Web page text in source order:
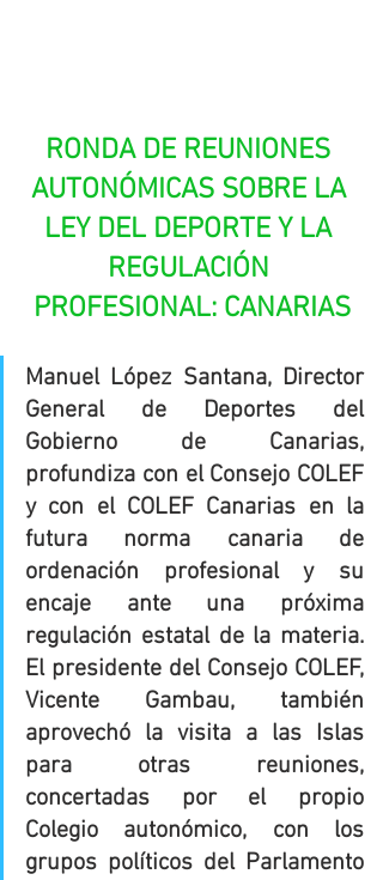
RONDA DE REUNIONES
AUTONÓMICAS SOBRE LA
LEY DEL DEPORTE Y LA
REGULACIÓN
PROFESIONAL: CANARIAS
Manuel López Santana, Director
General de Deportes del
Gobierno de Canarias,
profundiza con el Consejo COLEF
y con el COLEF Canarias en la
futura norma canaria de
ordenación profesional y su
encaje ante una próxima
regulación estatal de la materia.
El presidente del Consejo COLEF,
Vicente Gambau, también
aprovechó la visita a las Islas
para otras reuniones,
concertadas por el propio
Colegio autonómico, con los
grupos políticos del Parlamento